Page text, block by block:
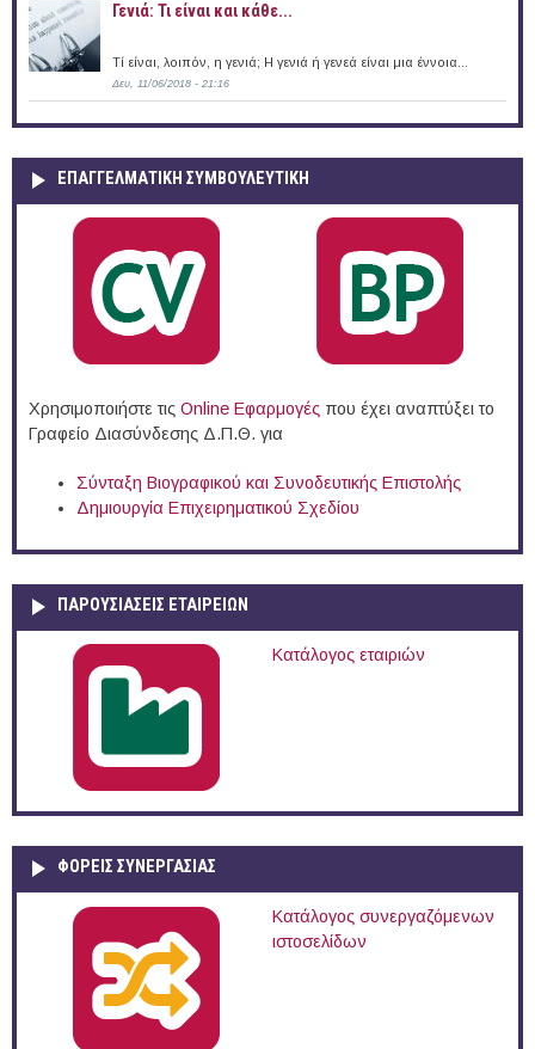
Γενιά: Τι είναι και κάθε...
Τί είναι, λοιπόν, η γενιά; Η γενιά ή γενεά είναι μια έννοια...
Δευ, 11/06/2018 - 21:16
ΕΠΑΓΓΕΛΜΑΤΙΚΉ ΣΥΜΒΟΥΛΕΥΤΙΚΉ
Χρησιμοποιήστε τις Online Eφαρμογές που έχει αναπτύξει το
Γραφείο Διασύνδεσης Δ.Π.Θ. για
Σύνταξη Βιογραφικού και Συνοδευτικής Επιστολής
Δημιουργία Επιχειρηματικού Σχεδίου
ΠΑΡΟΥΣΙΆΣΕΙΣ ΕΤΑΙΡΕΙΏΝ
Κατάλογος εταιριών
ΦΟΡΕΙΣ ΣΥΝΕΡΓΑΣΙΑΣ
Κατάλογος συνεργαζόμενων
ιστοσελίδων